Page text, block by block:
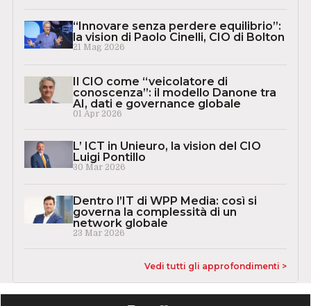
“Innovare senza perdere equilibrio”:
la vision di Paolo Cinelli, CIO di Bolton
21 Mag 2026
Il CIO come “veicolatore di
conoscenza”: il modello Danone tra
AI, dati e governance globale
01 Apr 2026
L’ ICT in Unieuro, la vision del CIO
Luigi Pontillo
30 Mar 2026
Dentro l’IT di WPP Media: così si
governa la complessità di un
network globale
23 Mar 2026
Vedi tutti gli approfondimenti >